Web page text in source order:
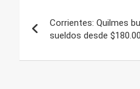
de
entradas
Corrientes: Quilmes
sueldos desde